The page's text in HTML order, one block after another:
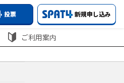
投票 新規申し込み
ご利用案内